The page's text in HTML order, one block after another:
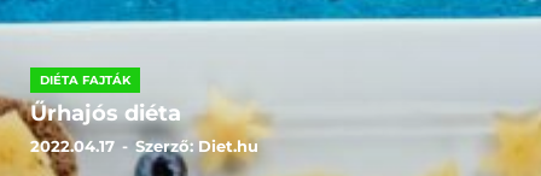
DIÉTA FAJTÁK
Űrhajós diéta
2022.04.17 - Szerző: Diet.hu